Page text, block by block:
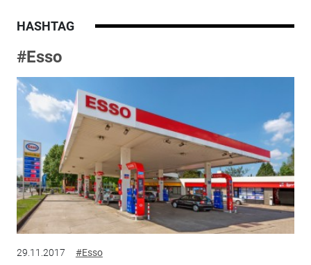
HASHTAG
#Esso
29.11.2017 #Esso